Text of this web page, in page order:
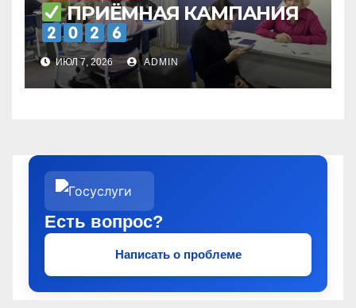
ПРИЁМНАЯ КАМПАНИЯ
ИЮЛ 7, 2026 ADMIN
Есть вопрос?
Написать о проблеме